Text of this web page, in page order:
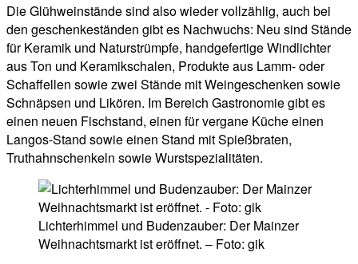
Die Glühweinstände sind also wieder vollzählig, auch bei
den geschenkeständen gibt es Nachwuchs: Neu sind Stände
für Keramik und Naturstrümpfe, handgefertige Windlichter
aus Ton und Keramikschalen, Produkte aus Lamm- oder
Schaffellen sowie zwei Stände mit Weingeschenken sowie
Schnäpsen und Likören. Im Bereich Gastronomie gibt es
einen neuen Fischstand, einen für vergane Küche einen
Langos-Stand sowie einen Stand mit Spießbraten,
Truthahnschenkeln sowie Wurstspezialitäten.
Lichterhimmel und Budenzauber: Der Mainzer
Weihnachtsmarkt ist eröffnet. – Foto: gik